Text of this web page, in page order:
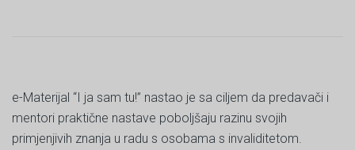
e-Materijal “I ja sam tu!” nastao je sa ciljem da predavači i
mentori praktične nastave poboljšaju razinu svojih
primjenjivih znanja u radu s osobama s invaliditetom.